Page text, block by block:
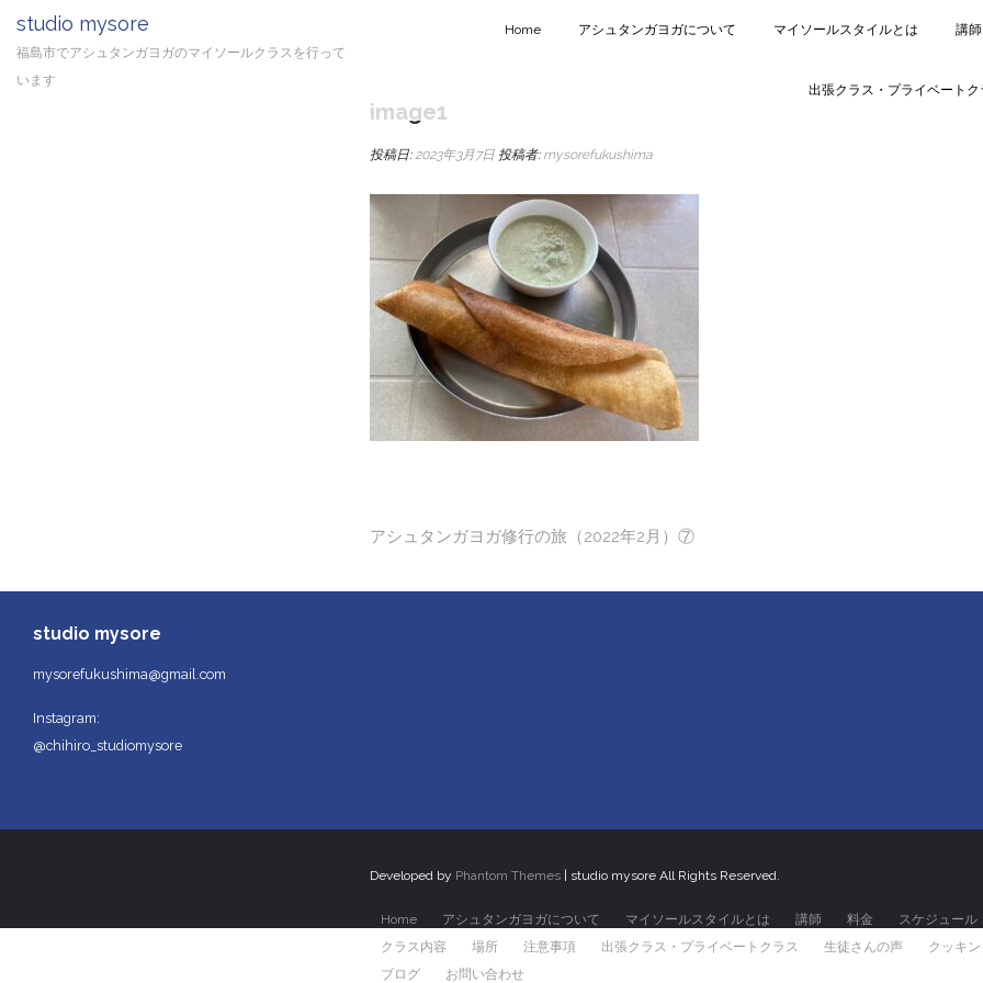
studio mysore
福島市でアシュタンガヨガのマイソールクラスを行って
います
Home アシュタンガヨガについて マイソールスタイルとは 講師
出張クラス・プライベートク
image1
投稿日:2023年3月7日 投稿者: mysorefukushima
投
稿
ョ
ン
アシュタンガヨガ修行の旅（2022年2月）⑦
studio mysore
mysorefukushima@gmail.com
Instagram:
@chihiro_studiomysore
Developed by Phantom Themes | studio mysore All Rights Reserved.
Home アシュタンガヨガについて マイソールスタイルとは 講師 料金
スケジュール
クラス内容
場所 注意事項 出張クラス・プライベートクラス 生徒さんの声
クッキ
ブログ
お問い合わせ